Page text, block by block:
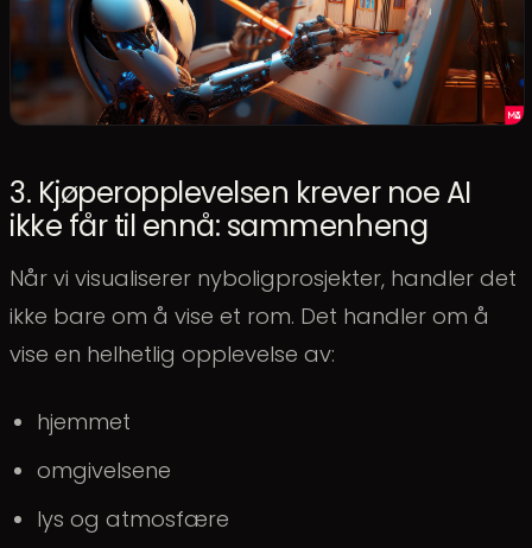
3. Kjøperopplevelsen krever noe AI
ikke får til ennå: sammenheng
Når vi visualiserer nyboligprosjekter, handler det
ikke bare om å vise et rom. Det handler om å
vise en helhetlig opplevelse av:
hjemmet
omgivelsene
lys og atmosfære